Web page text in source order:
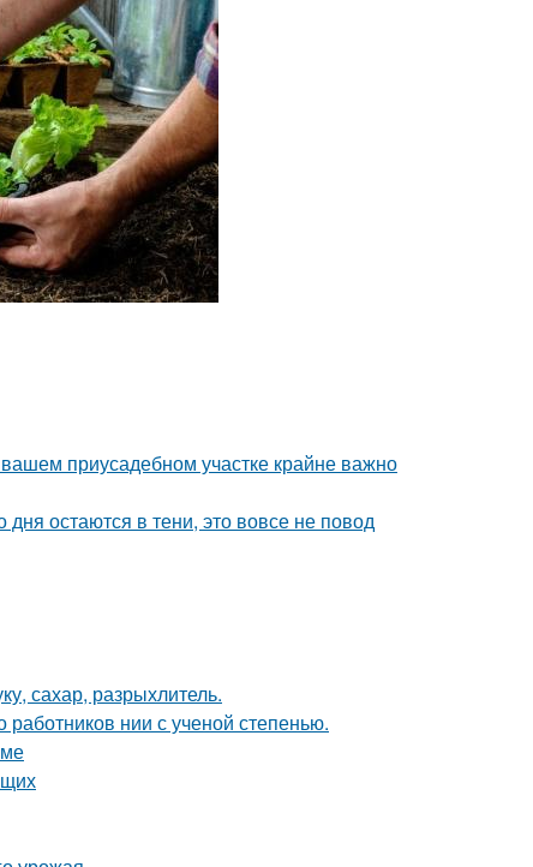
приусадебном участке крайне важно
остаются в тени, это вовсе не повод
сахар, разрыхлитель.
нии с ученой степенью.